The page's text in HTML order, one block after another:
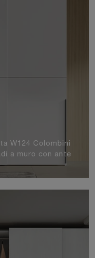
W124 Colombini
a muro con ante